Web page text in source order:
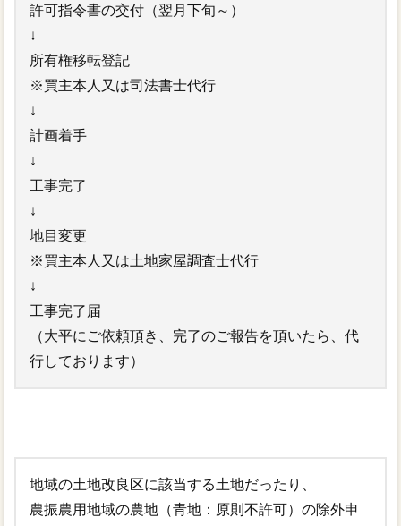
許可指令書の交付（翌月下旬～）
↓
所有権移転登記
※買主本人又は司法書士代行
↓
計画着手
↓
工事完了
↓
地目変更
※買主本人又は土地家屋調査士代行
↓
工事完了届
（大平にご依頼頂き、完了のご報告を頂いたら、代
行しております）
地域の土地改良区に該当する土地だったり、
農振農用地域の農地（青地：原則不許可）の除外申